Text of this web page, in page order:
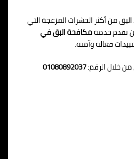
البق من أكثر الحشرات المزعجة التي
نقدم خدمةمكافحة البق في
فعالة وآمنة.
خلال الرقم:01080892037